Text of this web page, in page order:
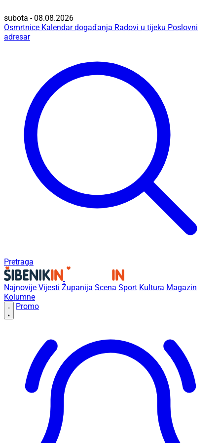
subota - 08.08.2026
Osmrtnice Kalendar događanja Radovi u tijeku Poslovni
adresar
Pretraga
Najnovije Vijesti Županija Scena Sport Kultura Magazin
Kolumne
Promo